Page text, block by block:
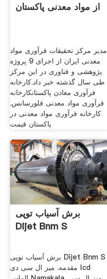
از مواد معدنی پاکستان
مدیر مرکز تحقیقات فرآوری مواد
معدنی ایران از اجرای 9 پروژه
پژوهشی و فناوری در این مرکز
طی سال گذشته خبر داد.کارخانه
فرآوری معادن پاکستانکارخانه
فرآوری مواد معدنی فلورسانس.
کارخانه فرآوری مواد معدنی در
پاکستان قیمت
برش آسیاب توپی
Dijet Bnm S
برش آسیاب توپی Dijet Bnm S
مقدمه. میز ال سی دی lcd